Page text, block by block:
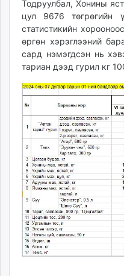
unuudur.mn
isee.mn
mglradio.com
fact.mn
itoim.mn
tumen.mn
times.mn
tvmongolia.mn
mass.mn
unegui.mn
assa.mn
toim.mn
tac.mn
paparazzi.mn
unread.today
Тодруулбал, Хонины
цул 9676 төгрөгийн
статистикийн
өргөн хэрэглээний
сард нэмэгдсэн нь
тариан дээд гурил кг